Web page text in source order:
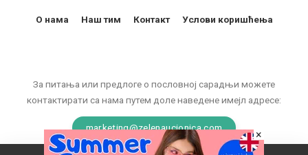
За питања или предлоге о пословној сарадњи можете
контактирати са нама путем доле наведене имејл адресе:
marketing@zelenaucionica.com
О нама Наш тим Контакт Услови коришћења
×